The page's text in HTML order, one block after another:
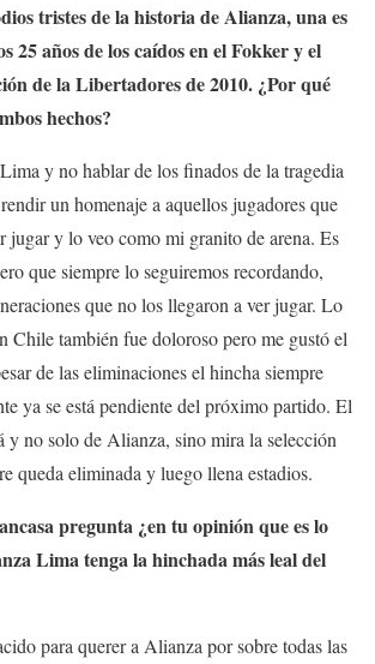
tristes de la historia de Alianza, una es
25 años de los caídos en el Fokker y el
de la Libertadores de 2010. ¿Por qué
hechos?
y no hablar de los finados de la tragedia
un homenaje a aquellos jugadores que
jugar y lo veo como mi granito de arena. Es
que siempre lo seguiremos recordando,
que no los llegaron a ver jugar. Lo
Chile también fue doloroso pero me gustó el
de las eliminaciones el hincha siempre
ya se está pendiente del próximo partido. El
y no solo de Alianza, sino mira la selección
queda eliminada y luego llena estadios.
pregunta ¿en tu opinión que es lo
Lima tenga la hinchada más leal del
para querer a Alianza por sobre todas las